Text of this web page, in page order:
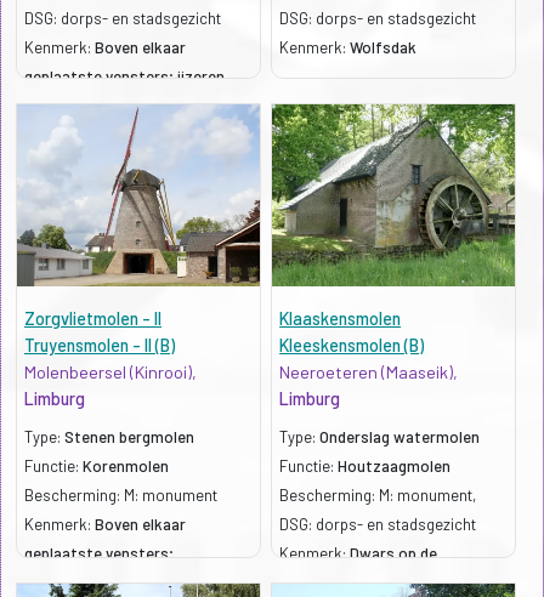
DSG: dorps- en stadsgezicht
Kenmerk: Boven elkaar
geplaatste vensters; ijzeren
staart; geheel ijzeren molenas
(fabr. Van Aerschot)
DSG: dorps- en stadsgezicht
Kenmerk:Wolfsdak
Zorgvlietmolen - II
Truyensmolen - II (B)
Molenbeersel (Kinrooi),
Limburg
Type: Stenen bergmolen
Functie: Korenmolen
Bescherming: M: monument
Kenmerk: Boven elkaar
geplaatste vensters;
gietijzeren molenas
Klaaskensmolen
Kleeskensmolen (B)
Neeroeteren (Maaseik),
Limburg
Type:Onderslag watermolen
Functie:Houtzaagmolen
Bescherming: M: monument,
DSG: dorps- en stadsgezicht
Kenmerk:Dwars op de
waterloop